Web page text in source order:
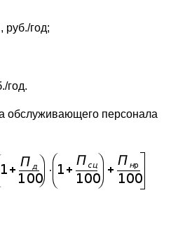
руб./год;
год.
обслуживающего персонала